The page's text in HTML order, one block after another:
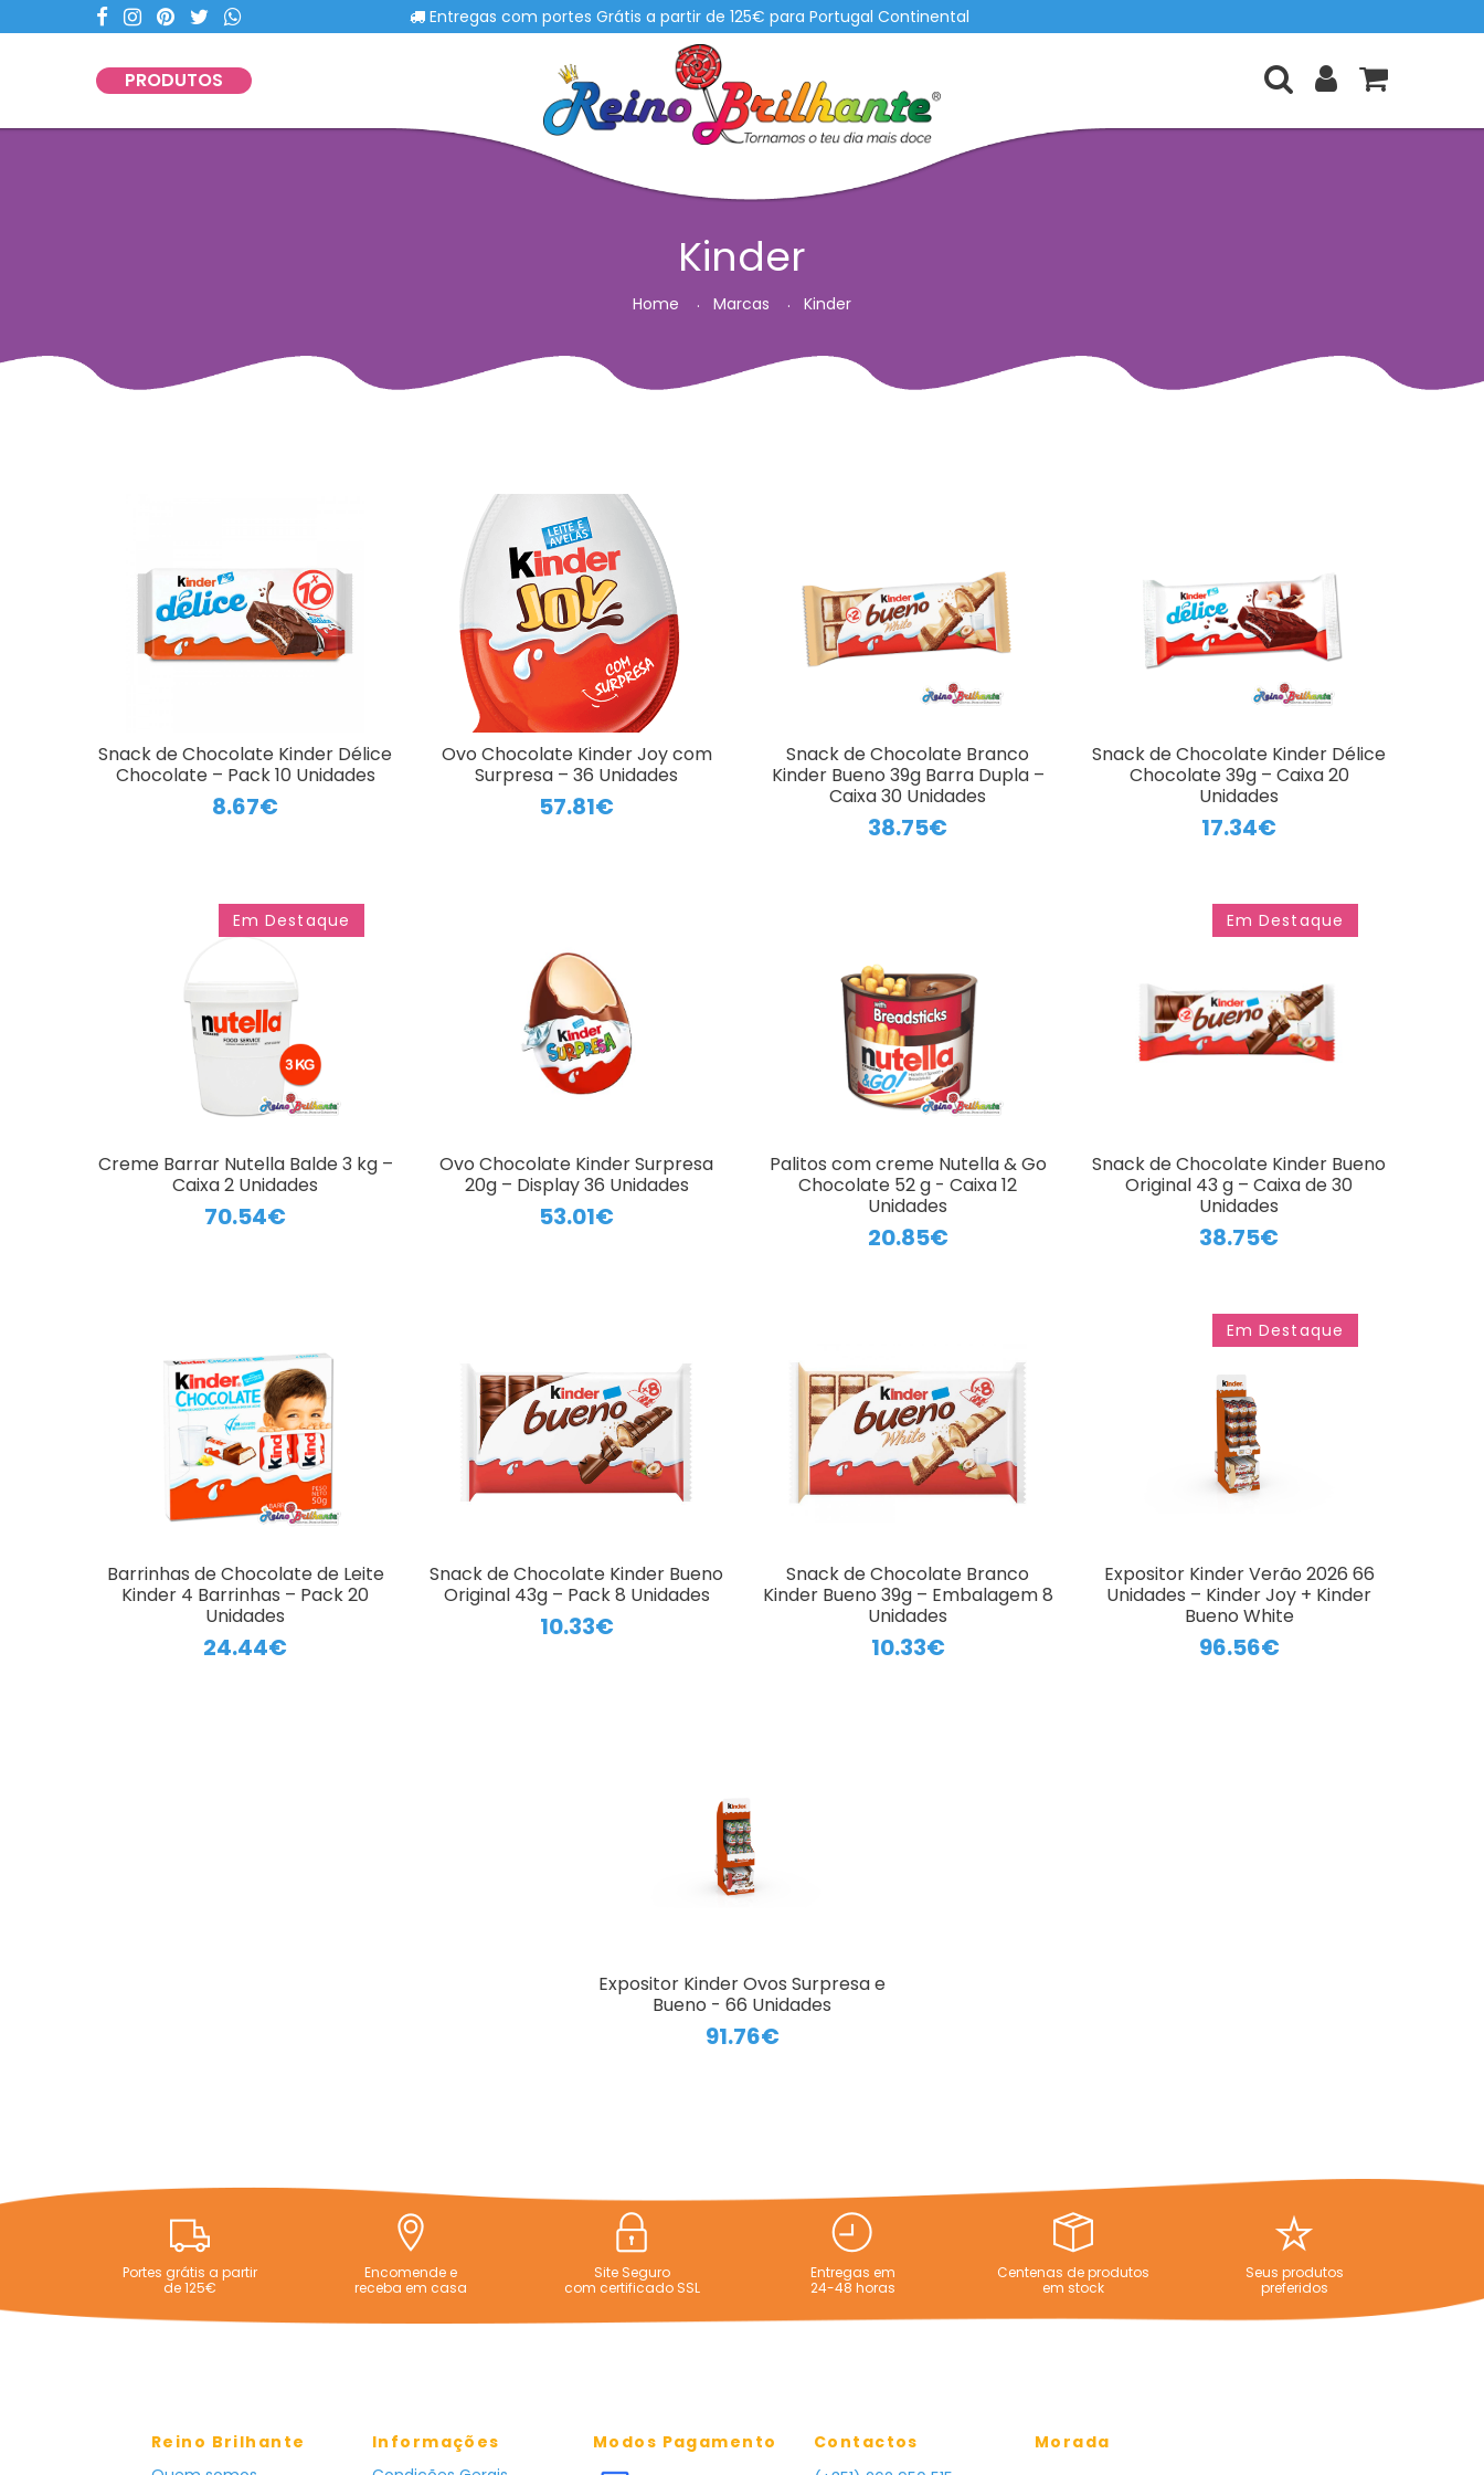
Entregas com portes Grátis a partir de 125€ para Portugal Continental
PRODUTOS
Kinder
Home Marcas Kinder
Snack de Chocolate Kinder Délice
Chocolate – Pack 10 Unidades
8.67€
Ovo Chocolate Kinder Joy com
Surpresa – 36 Unidades
57.81€
Snack de Chocolate Branco
Kinder Bueno 39g Barra Dupla –
Caixa 30 Unidades
38.75€
Snack de Chocolate Kinder Délice
Chocolate 39g – Caixa 20
Unidades
17.34€
Em Destaque
Creme Barrar Nutella Balde 3 kg –
Caixa 2 Unidades
70.54€
Ovo Chocolate Kinder Surpresa
20g – Display 36 Unidades
53.01€
Palitos com creme Nutella & Go
Chocolate 52 g - Caixa 12
Unidades
20.85€
Em Destaque
Snack de Chocolate Kinder Bueno
Original 43 g – Caixa de 30
Unidades
38.75€
Barrinhas de Chocolate de Leite
Kinder 4 Barrinhas – Pack 20
Unidades
24.44€
Snack de Chocolate Kinder Bueno
Original 43g – Pack 8 Unidades
10.33€
Snack de Chocolate Branco
Kinder Bueno 39g – Embalagem 8
Unidades
10.33€
Em Destaque
Expositor Kinder Verão 2026 66
Unidades – Kinder Joy + Kinder
Bueno White
96.56€
Expositor Kinder Ovos Surpresa e
Bueno - 66 Unidades
91.76€
Portes grátis a partir
de 125€
Encomende e
receba em casa
Site Seguro
com certificado SSL
Entregas em
24-48 horas
Centenas de produtos
em stock
Seus produtos
preferidos
Reino Brilhante
Informações
Modos Pagamento
Contactos
Morada